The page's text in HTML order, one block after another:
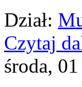
Dział:
Czytaj
środa,